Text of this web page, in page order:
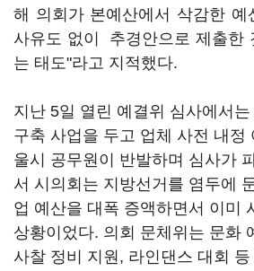
해 의회가 본예산에서 삭감한 예
사유도 없이 추경안으로 제출한
는 태도"라고 지적했다.
지난 5일 열린 예결위 심사에서
구축 사업을 두고 업체 사전 내정
울시 공무원이 반발하며 심사가
서 시의회는 지방선거를 염두에
업 예산을 대폭 증액하면서 이미
상황이었다. 의회 문체위는 문화
사찰 정비 지원, 라인댄스 대회